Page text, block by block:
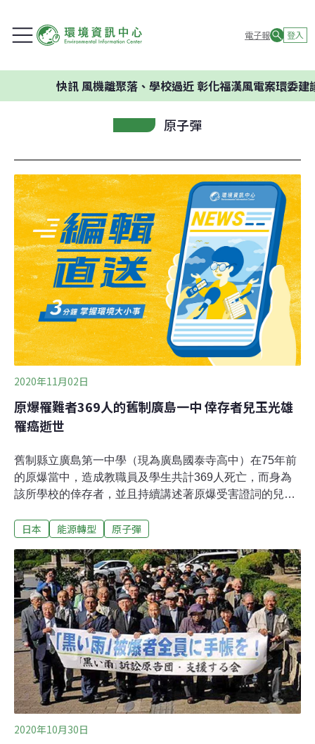
電子報 登入
風機離聚落、學校過近 彰化福漢風電案環委建議不應
原子彈
2020年11月02日
原爆罹難者369人的舊制廣島一中 倖存者兒玉光雄
罹癌逝世
舊制縣立廣島第一中學（現為廣島國泰寺高中）在75年前
的原爆當中，造成教職員及學生共計369人死亡，而身為
該所學校的倖存者，並且持續講述著原爆受害證詞的兒玉
歲。1945年8月6日，當時12歲、就讀中學1年級的兒玉，
保住了一條命，但他失去了許多同學。之後在60多歲時罹
患癌症，並反覆進行了20次以上的手術。2010年以來，他
以廣島和平文化中心委託的「原爆受害體驗證詞者」身分
展開活動。在講述證詞之際，他會拿出據說是受到輻射的
影響而變形的染色體圖像，強力地陳訴原爆的恐怖。
日本 能源轉型 原子彈
2020年10月30日